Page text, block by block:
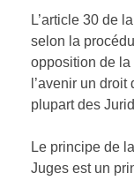
Droit du Travail
Droit
Droit pénal
CSE
SSCT
L’article 30 de
selon la
opposition de la
l’avenir un
plupart des
Le principe de
Juges est un